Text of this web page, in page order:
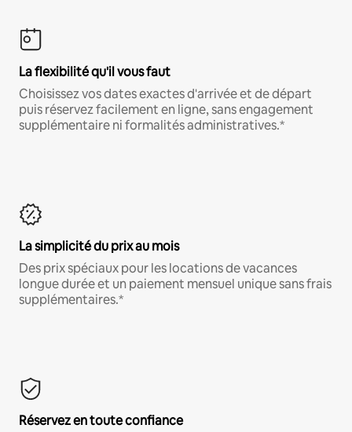
La flexibilité qu'il vous faut
Choisissez vos dates exactes d'arrivée et de départ
puis réservez facilement en ligne, sans engagement
supplémentaire ni formalités administratives.*
La simplicité du prix au mois
Des prix spéciaux pour les locations de vacances
longue durée et un paiement mensuel unique sans frais
supplémentaires.*
Réservez en toute confiance